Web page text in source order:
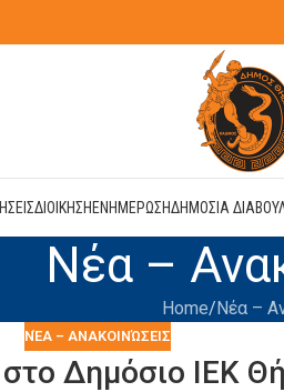
ΔΙΟΙΚΗΣΗΕΝΗΜΕΡΩΣΗΔΗΜΟΣΙΑ
Νέα –
Home Νέα –
ΝΈΑ – ΑΝΑΚΟΙΝΏΣΕΙΣ
Δημόσιο ΙΕΚ